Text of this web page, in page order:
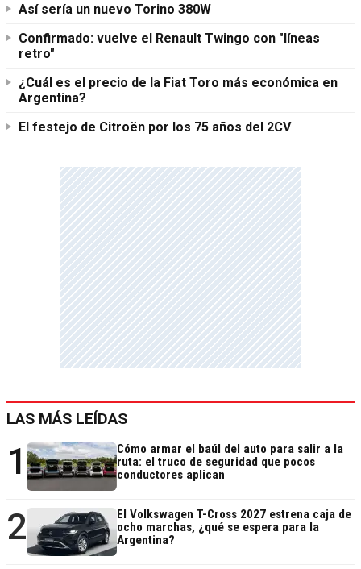
Así sería un nuevo Torino 380W
Confirmado: vuelve el Renault Twingo con "líneas
retro"
¿Cuál es el precio de la Fiat Toro más económica en
Argentina?
El festejo de Citroën por los 75 años del 2CV
LAS MÁS LEÍDAS
1
Cómo armar el baúl del auto para salir a la
ruta: el truco de seguridad que pocos
conductores aplican
2
El Volkswagen T-Cross 2027 estrena caja de
ocho marchas, ¿qué se espera para la
Argentina?